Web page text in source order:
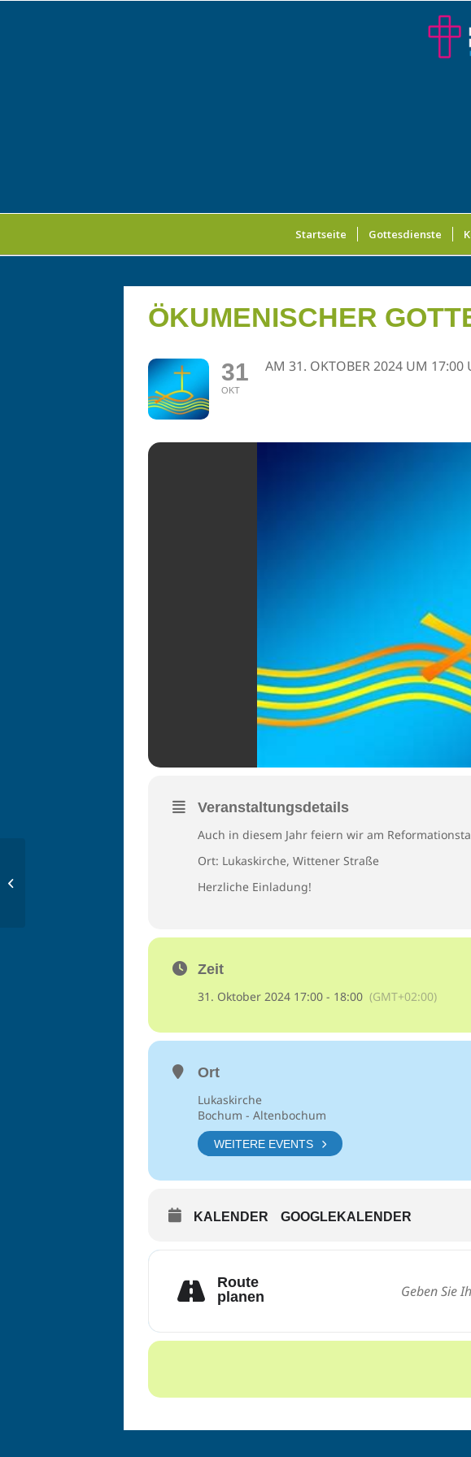
Startseite Gottesdienste
ÖKUMENISCHER
31
OKT
AM 31. OKTOBER 2024 UM 17:00
Veranstaltungsdetails
Auch in diesem Jahr feiern wir am
Ort: Lukaskirche, Wittener Straße
Herzliche Einladung!
Zeit
31. Oktober 2024 17:00 - 18:00 (GMT+02:00)
Ort
Lukaskirche
Bochum - Altenbochum
WEITERE EVENTS
KALENDER GOOGLEKALENDER
Route
planen